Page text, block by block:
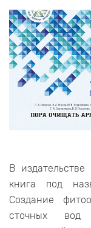
В
книга под
Создание
сточных вод